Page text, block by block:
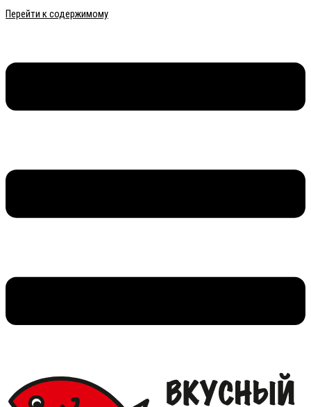
Перейти к содержимому